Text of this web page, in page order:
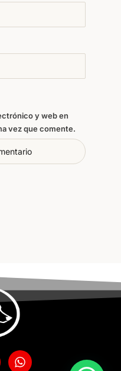
y web en
vez que comente.